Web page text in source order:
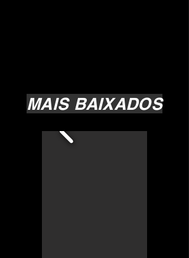
MAIS BAIXADOS